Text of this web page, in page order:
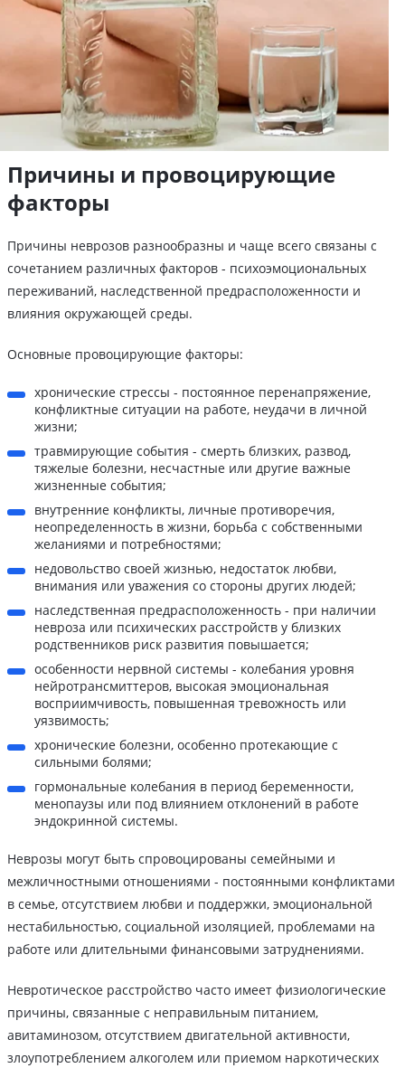
Причины и провоцирующие
факторы
Причины неврозов разнообразны и чаще всего связаны с
сочетанием различных факторов - психоэмоциональных
переживаний, наследственной предрасположенности и
влияния окружающей среды.
Основные провоцирующие факторы:
хронические стрессы - постоянное перенапряжение,
конфликтные ситуации на работе, неудачи в личной
жизни;
травмирующие события - смерть близких, развод,
тяжелые болезни, несчастные или другие важные
жизненные события;
внутренние конфликты, личные противоречия,
неопределенность в жизни, борьба с собственными
желаниями и потребностями;
недовольство своей жизнью, недостаток любви,
внимания или уважения со стороны других людей;
наследственная предрасположенность - при наличии
невроза или психических расстройств у близких
родственников риск развития повышается;
особенности нервной системы - колебания уровня
нейротрансмиттеров, высокая эмоциональная
восприимчивость, повышенная тревожность или
уязвимость;
хронические болезни, особенно протекающие с
сильными болями;
гормональные колебания в период беременности,
менопаузы или под влиянием отклонений в работе
эндокринной системы.
Неврозы могут быть спровоцированы семейными и
межличностными отношениями - постоянными конфликтами
в семье, отсутствием любви и поддержки, эмоциональной
нестабильностью, социальной изоляцией, проблемами на
работе или длительными финансовыми затруднениями.
Невротическое расстройство часто имеет физиологические
причины, связанные с неправильным питанием,
авитаминозом, отсутствием двигательной активности,
злоупотреблением алкоголем или приемом наркотических